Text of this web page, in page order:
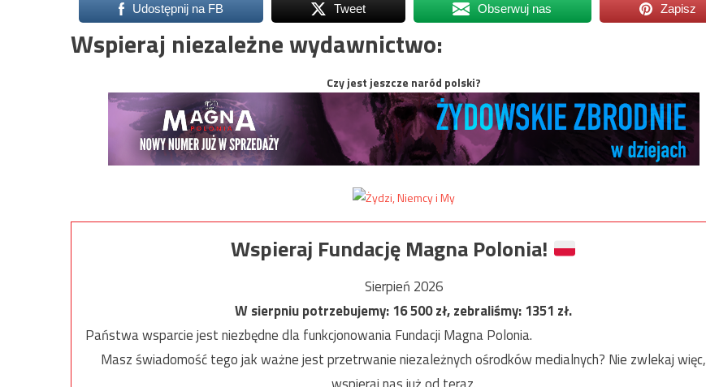
Udostępnij na FB Tweet Obserwuj nas Zapisz
Wspieraj niezależne wydawnictwo:
Czy jest jeszcze naród polski?
Wspieraj Fundację Magna Polonia!
Sierpień 2026
W sierpniu potrzebujemy:16 500zł, zebraliśmy:1351 zł.
Państwa wsparcie jest niezbędne dla funkcjonowania Fundacji Magna Polonia.
Masz świadomość tego jak ważne jest przetrwanie niezależnych ośrodków medialnych? Nie zwlekaj więc,